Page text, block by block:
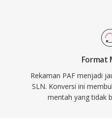
Format
Rekaman PAF menjadi
SLN. Konversi ini
mentah yang tidak